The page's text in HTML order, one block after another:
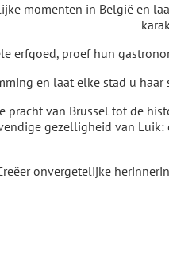
momenten in België en
erfgoed, proef hun
en laat elke stad u
pracht van Brussel tot de
gezelligheid van
onvergetelijke